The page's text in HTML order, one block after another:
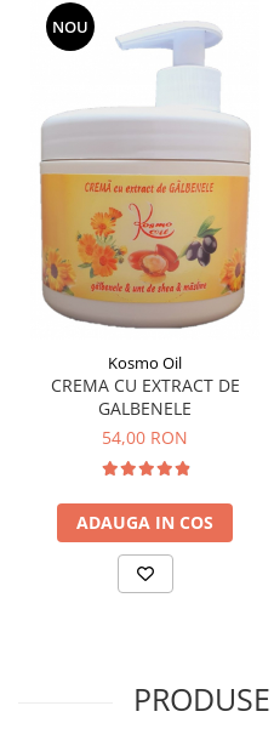
NOU
Kosmo Oil
CREMA CU EXTRACT DE
GALBENELE
54,00 RON
ADAUGA IN COS